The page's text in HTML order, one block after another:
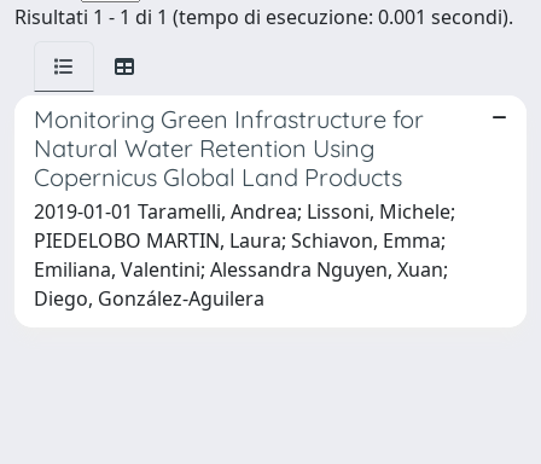
Risultati 1 - 1 di 1 (tempo di esecuzione: 0.001 secondi).
Monitoring Green Infrastructure for
Natural Water Retention Using
Copernicus Global Land Products
2019-01-01 Taramelli, Andrea; Lissoni, Michele;
PIEDELOBO MARTIN, Laura; Schiavon, Emma;
Emiliana, Valentini; Alessandra Nguyen, Xuan;
Diego, González-Aguilera